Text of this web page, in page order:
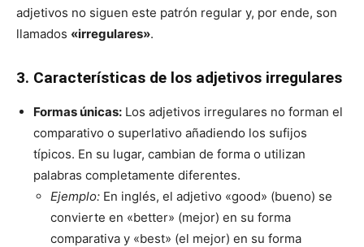
adjetivos no siguen este patrón regular y, por ende, son
llamados «irregulares».
3. Características de los adjetivos irregulares
Formas únicas: Los adjetivos irregulares no forman el
comparativo o superlativo añadiendo los sufijos
típicos. En su lugar, cambian de forma o utilizan
palabras completamente diferentes.
Ejemplo: En inglés, el adjetivo «good» (bueno) se
convierte en «better» (mejor) en su forma
comparativa y «best» (el mejor) en su forma